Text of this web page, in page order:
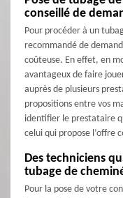
conseillé de
Pour procéder à un
recommandé de
coûteuse. En effet, en
avantageux de faire
auprès de plusieurs
propositions entre vos
identifier le prestataire
celui qui propose l’offre
Des techniciens
tubage de
Pour la pose de votre